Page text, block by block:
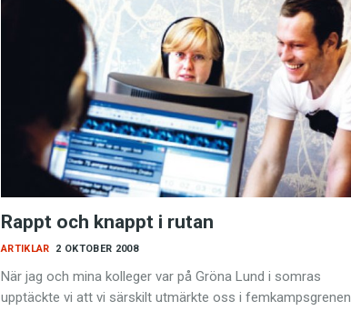
Rappt och knappt i rutan
2 OKTOBER 2008
ARTIKLAR
När jag och mina kolleger var på Gröna Lund i somras
upptäckte vi att vi särskilt utmärkte oss i femkampsgrenen